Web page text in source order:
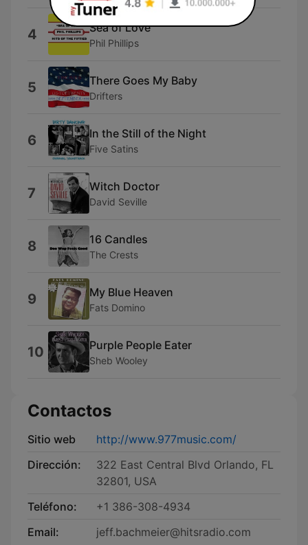
4 Sea of Love
Phil Phillips
5 There Goes My Baby
Drifters
6 In the Still of the Night
Five Satins
7 Witch Doctor
David Seville
8 16 Candles
The Crests
9 My Blue Heaven
Fats Domino
10 Purple People Eater
Sheb Wooley
Contactos
Sitio web
http://www.977music.com/
Dirección:
322 East Central Blvd Orlando, FL
32801, USA
Teléfono:
+1 386-308-4934
Email:
jeff.bachmeier@hitsradio.com